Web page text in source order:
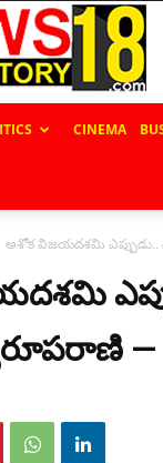
News
Factory
18
CINEMA
అశోక విజ‌య‌ద‌శ‌మి ఎప్పుడు..
—